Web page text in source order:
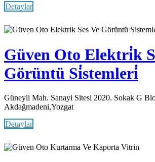
Detaylar
Güven Oto Elektri̇k
Görüntü Si̇stemleri̇
Güneyli Mah. Sanayi Sitesi 2020. Sokak G
Akdağmadeni,Yozgat
Detaylar
Vitrin